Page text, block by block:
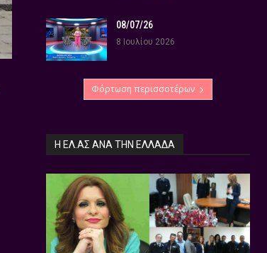
08/07/26
8 Ιουλίου 2026
Φόρτωση περισσοτέρων
Η ΕΛ.ΑΣ ΑΝΆ ΤΗΝ ΕΛΛΆΔΑ